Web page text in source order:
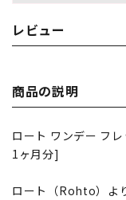
レビュー
商品の説明
ロート ワンデー フ
1ヶ月分]
ロート（Rohto）よ